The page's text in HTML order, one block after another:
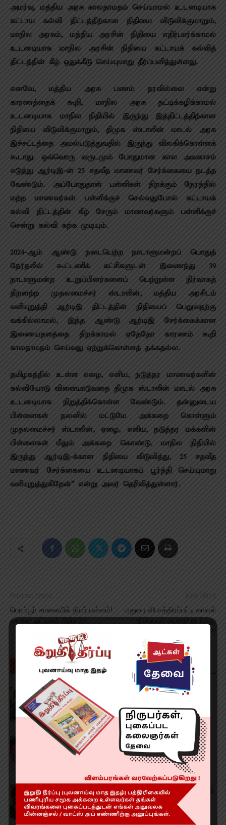
அமர்வு, மத்திய அரசு காலதாமதம் செய்யாமல் உடனடியாக
கட்டாய கல்வி திட்டத்திற்கான நிதியை விடுவிக்குமாறும்,
மாநில அரசும், மத்திய அரசின் நிதியை எதிர்பார்க்காமல்
உடனடியாக மாநில அரசின் நிதியை கட்டாயக் கல்வித்
திட்டத்தின் கீழ் ஒதுக்கீடு செய்யுமாறு தீர்ப்பளித்துள்ளது.
எனவே, மத்திய அரசு பணம் தரவில்லை என்று
காரணத்தைக் கூறி, மாநில அரசு தட்டிக்கழிக்காமல்
உடனடியாக மாநில நிதியில் இருந்து இத்திட்டத்திற்கான
நிதியை விடுவிக்குமாறும், திமுக ஸ்டாலின் மாடல் அரசு
இச்சட்டத்தை அமல்படுத்துவதில் இருந்து விலகிக்கொள்ளக்
கூடாது. ஒவ்வொரு வருடமும் போதுமான கால அவகாசம்
எடுத்து ஆர்டிஇ-ன் 25 சதவீத மாணவர் சேர்க்கையை நடத்த
வேண்டும். அப்போதுதான் பள்ளிகள் திறக்கும் நேரத்தில்
மற்ற மாணவர்கள் பள்ளிக்குச் செல்வதுபோல் கட்டாயக்
கல்வி திட்டத்தின் கீழ் சேரும் மாணவர்களும் பள்ளிக்குச்
சென்று கல்வி கற்க முடியும்.
2024-ஆம் ஆண்டு நடைபெற்ற நாடாளுமன்றப் பொதுத்
தேர்தலில் கூட்டணிக் கட்சிகளுடன் இணைந்து 39
நாடாளுமன்ற உறுப்பினர்களைப் பெற்றுள்ள நிர்வாகத்
திறனற்ற முதலமைச்சர் ஸ்டாலின், மத்திய அரசிடம்
வலியுறுத்தி ஆர்டிஇ திட்டத்தின் நிதியைப் பெறுவதற்கு
வக்கில்லாமல், இந்த ஆண்டு ஆர்டிஇ சேர்க்கைக்கான
இணையதளத்தை திறக்காமல் ஏதேதோ காரணம் கூறி
காலதாமதம் செய்வது ஏற்றுக்கொள்ளத் தக்கதல்ல.
தமிழகத்தில் உள்ள எழை, எளிய, நடுத்தர மாணவர்களின்
கல்வியோடு விளையாடுவதை திமுக ஸ்டாலின் மாடல் அரசு
உடனடியாக நிறுத்திக்கொள்ள வேண்டும். தன்னுடைய
பிள்ளைகள் நலனில் மட்டுமே அக்கறை கொள்ளும்
முதலமைச்சர் ஸ்டாலின், ஏழை, எளிய, நடுத்தர மக்களின்
பிள்ளைகள் மீதும் அக்கறை கொண்டு, மாநில நிதியில்
இருந்து ஆர்டிஇ-க்கான நிதியை விடுவித்து, 25 சதவீத
மாணவர் சேர்க்கையை உடனடியாகப் பூர்த்தி செய்யுமாறு
வலியுறுத்துகிறேன்” என்று அவர் தெரிவித்துள்ளார்.
Previous article
பெரம்பூர் சாலையில் திடீர் பள்ளம்!
வாகன ஓட்டிகள் அச்சம்!!
Next article
மதுரை வி.சத்திரப்பட்டி காவல்
நிலையம் சூறை! நடந்தது
RELATED ARTICLES MORE FROM AUTHOR
வேளாண் பட்ஜெட் என்ன? வாங்க
பார்ப்போம்
முன்னாள் அமைச்சர் பொன்முடிக்கு
பிடிவாரன்ட்!
கர்நாடகம் போக வேண்டாம்! மு.க ஸ்டாலின்
வேண்டுகோள்!!